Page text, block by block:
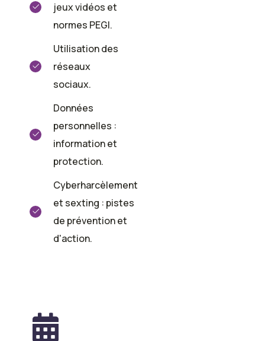
jeux vidéos et
normes PEGI.
Utilisation des
réseaux
sociaux.
Données
personnelles :
information et
protection.
Cyberharcèlement
et sexting : pistes
de prévention et
d'action.